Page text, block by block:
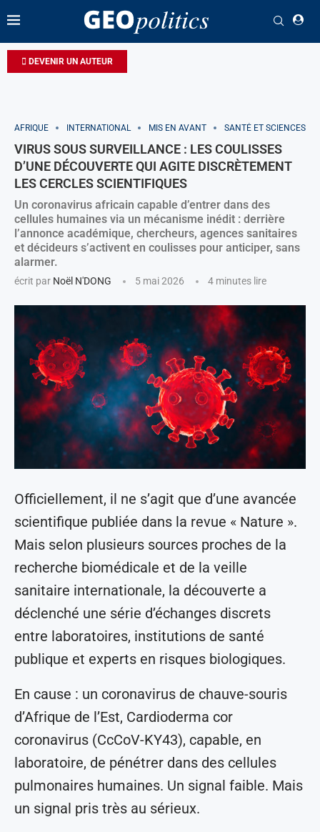
DEVENIR UN AUTEUR
AFRIQUE INTERNATIONAL MIS EN AVANT SANTÉ ET SCIENCES
VIRUS SOUS SURVEILLANCE : LES COULISSES
D’UNE DÉCOUVERTE QUI AGITE DISCRÈTEMENT
LES CERCLES SCIENTIFIQUES
Un coronavirus africain capable d’entrer dans des
cellules humaines via un mécanisme inédit : derrière
l’annonce académique, chercheurs, agences sanitaires
et décideurs s’activent en coulisses pour anticiper, sans
alarmer.
écrit par Noël N'DONG 5 mai 2026 4 minutes lire
Officiellement, il ne s’agit que d’une avancée
scientifique publiée dans la revue « Nature ».
Mais selon plusieurs sources proches de la
recherche biomédicale et de la veille
sanitaire internationale, la découverte a
déclenché une série d’échanges discrets
entre laboratoires, institutions de santé
publique et experts en risques biologiques.
En cause : un coronavirus de chauve-souris
d’Afrique de l’Est, Cardioderma cor
coronavirus (CcCoV-KY43), capable, en
laboratoire, de pénétrer dans des cellules
pulmonaires humaines. Un signal faible. Mais
un signal pris très au sérieux.